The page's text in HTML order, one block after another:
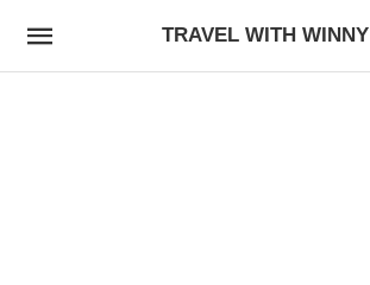
TRAVEL WITH WINNY